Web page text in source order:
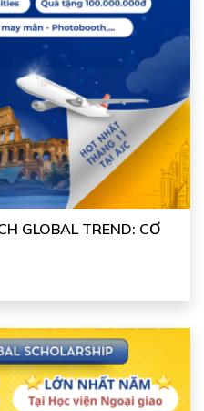
GLOBAL TREND: CƠ